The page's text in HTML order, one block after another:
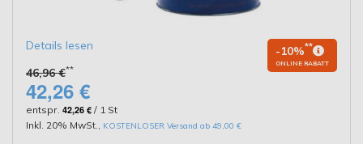
Details lesen
46,96 €**
-10%**
ONLINE RABATT
42,26 €
entspr. 42,26 € / 1 St
Inkl. 20% MwSt.
KOSTENLOSER Versand ab 49,00 €